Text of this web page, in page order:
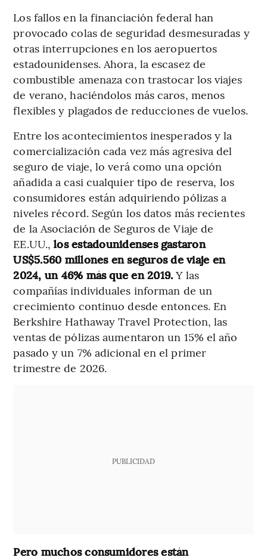
Los fallos en la financiación federal han
provocado colas de seguridad desmesuradas y
otras interrupciones en los aeropuertos
estadounidenses. Ahora, la escasez de
combustible amenaza con trastocar los viajes
de verano, haciéndolos más caros, menos
flexibles y plagados de reducciones de vuelos.
Entre los acontecimientos inesperados y la
comercialización cada vez más agresiva del
seguro de viaje, lo verá como una opción
añadida a casi cualquier tipo de reserva, los
consumidores están adquiriendo pólizas a
niveles récord. Según los datos más recientes
de la Asociación de Seguros de Viaje de
EE.UU.,los estadounidenses gastaron
US$5.560 millones en seguros de viaje en
2024, un 46% más que en 2019. Y las
compañías individuales informan de un
crecimiento continuo desde entonces. En
Berkshire Hathaway Travel Protection, las
ventas de pólizas aumentaron un 15% el año
pasado y un 7% adicional en el primer
trimestre de 2026.
PUBLICIDAD
Pero muchos consumidores están